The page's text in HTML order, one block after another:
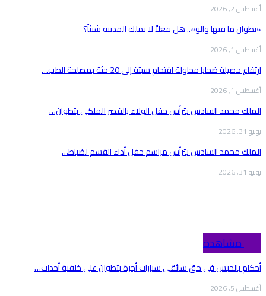
أغسطس 2, 2026
«تطوان ما فيها والو».. هل فعلاً لا تملك المدينة شيئاً؟
أغسطس 1, 2026
ارتفاع حصيلة ضحايا محاولة اقتحام سبتة إلى 20 جثة بمصلحة الطب…
أغسطس 1, 2026
الملك محمد السادس يترأس حفل الولاء بالقصر الملكي بتطوان…
يوليو 31, 2026
الملك محمد السادس يترأس مراسم حفل أداء القسم لضباط…
يوليو 31, 2026
أحكام بالحبس في حق سائقي سيارات أجرة بتطوان على خلفية أحداث…
أغسطس 5, 2026